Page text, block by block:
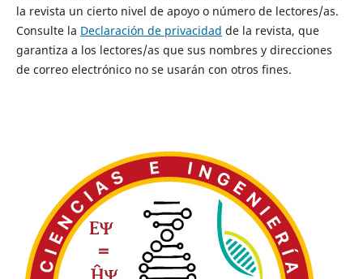
la revista un cierto nivel de apoyo o número de lectores/as.
Consulte la Declaración de privacidad de la revista, que
garantiza a los lectores/as que sus nombres y direcciones
de correo electrónico no se usarán con otros fines.